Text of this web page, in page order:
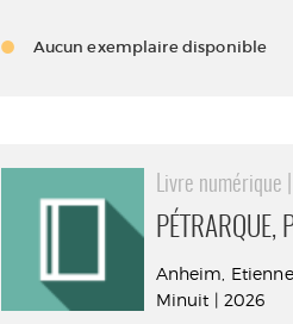
Aucun exemplaire disponible
Livre numérique
PÉTRARQUE,
Anheim,
Minuit | 2026